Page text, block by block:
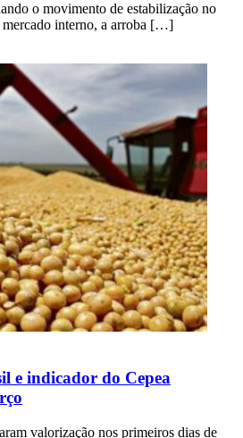
o movimento de estabilização no
interno, a arroba […]
e indicador do Cepea
valorização nos primeiros dias de